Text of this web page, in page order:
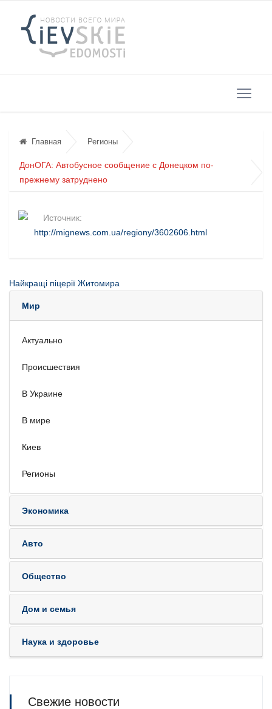
Главная Регионы
ДонОГА: Автобусное сообщение с Донецком по-
прежнему затруднено
Источник:
http://mignews.com.ua/regiony/3602606.html
Найкращі піцерії Житомира
Мир
Актуально
Происшествия
В Украине
В мире
Киев
Регионы
Экономика
Авто
Общество
Дом и семья
Наука и здоровье
Свежие новости